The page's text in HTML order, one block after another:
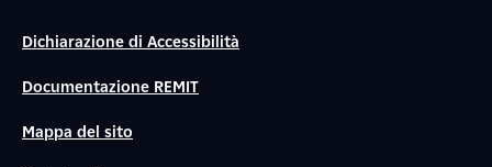
Dichiarazione di Accessibilità
Documentazione REMIT
Mappa del sito